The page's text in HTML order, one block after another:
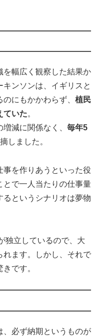
を幅広く観察した結果か
ンソンは、イギリスと
にもかかわらず、 植民
ていた。
減に関係なく、 毎年5
しました。
を作りあうといった役
とで一人当たりの仕事量
るというシナリオは夢物
独立しているので、大
れます。しかし、それで
です。
、必ず納期というものが